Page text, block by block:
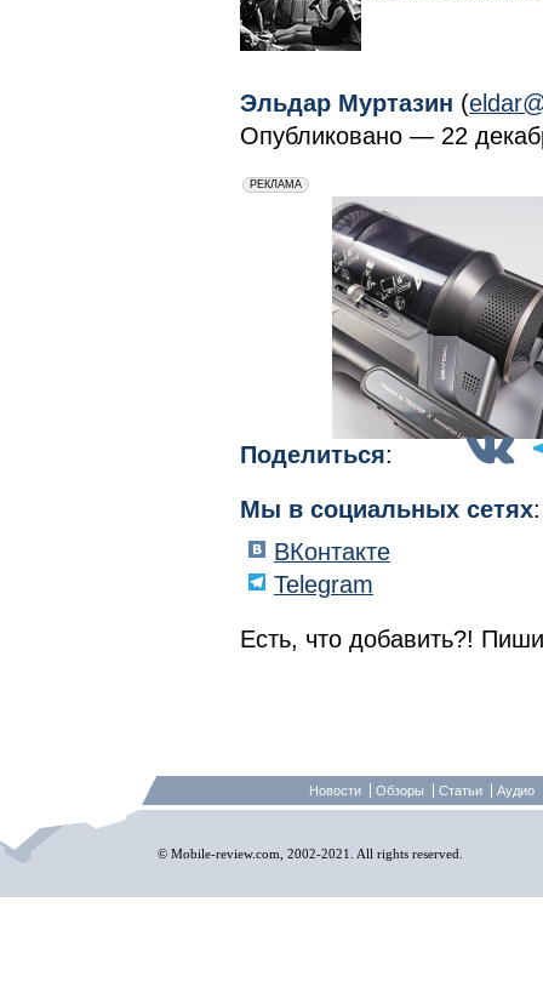
Эльдар Муртазин (
Опубликовано — 22
erid: 2VfnxxmNzs5
РЕКЛАМА
Поделиться:
Мы в социальных сетях:
ВКонтакте
Telegram
Есть, что добавить?!
Новости Обзоры Статьи Аудио
© Mobile-review.com, 2002-2021. All rights reserved.